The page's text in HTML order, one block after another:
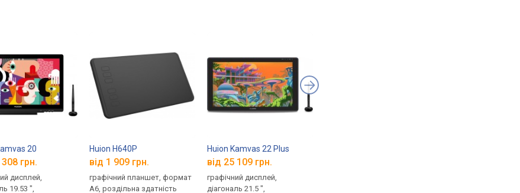
20
грн.
дисплей,
19.53 ",
Huion H640P
від 1 909 грн.
графічний планшет, формат
A6, роздільна здатність
Huion Kamvas 22 Plus
від 25 109 грн.
графічний дисплей,
діагональ 21.5 ",